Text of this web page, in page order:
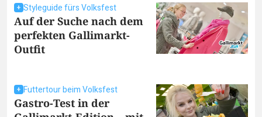
Styleguide fürs Volksfest
Auf der Suche nach dem
perfekten Gallimarkt-
Outfit
Futtertour beim Volksfest
Gastro-Test in der